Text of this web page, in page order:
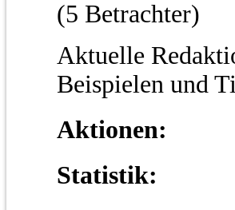
(5 Betrachter)
Aktuelle
Beispielen und
Aktionen:
Statistik: